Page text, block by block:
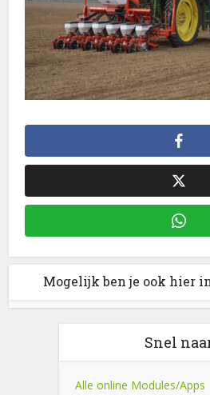
Mogelijk ben je ook hier
Snel
Alle online Modules/Apps